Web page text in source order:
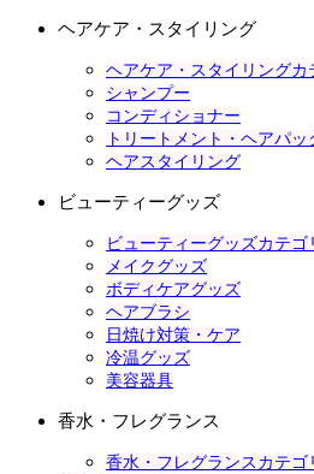
ヘアケア・スタイリング
ヘアケア・スタイリングカ
シャンプー
コンディショナー
トリートメント・ヘアパッ
ヘアスタイリング
ビューティーグッズ
ビューティーグッズカテゴ
メイクグッズ
ボディケアグッズ
ヘアブラシ
日焼け対策・ケア
冷温グッズ
美容器具
香水・フレグランス
香水・フレグランスカテゴ